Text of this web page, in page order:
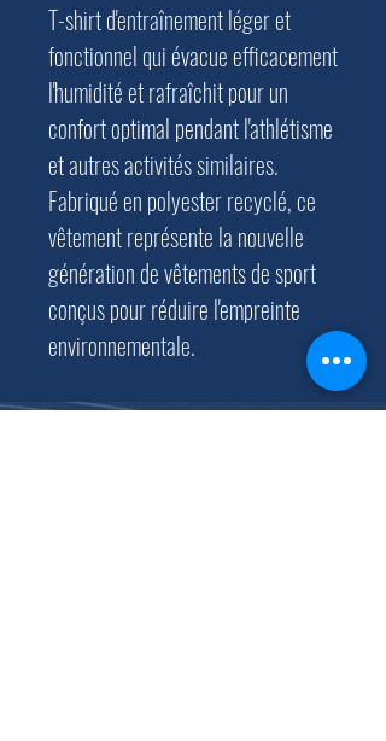
T-shirt d'entraînement léger et
fonctionnel qui évacue efficacement
l'humidité et rafraîchit pour un
confort optimal pendant l'athlétisme
et autres activités similaires.
Fabriqué en polyester recyclé, ce
vêtement représente la nouvelle
génération de vêtements de sport
conçus pour réduire l'empreinte
environnementale.